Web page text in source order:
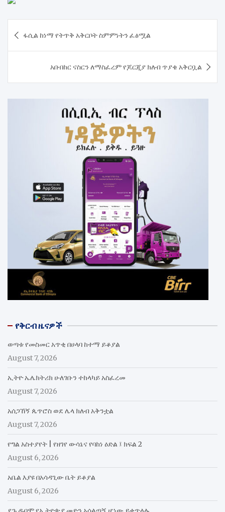
navigation
ፋሲል ከነማ የትጥቅ አቅርቦት ስምምነትን ፈፅሟል
አቡበከር ናስርን ለማስፈረም የጆርጂያ ክለብ ጥያቄ አቅርቧል
የቅርብ ዜናዎች
ወጣቱ የመስመር አጥቂ በሀላባ ከተማ ይቆያል
August 7, 2026
ኢትዮ ኤሌክትሪክ ሁለገቡን ተከላካይ አስፈረመ
August 7, 2026
አሰጋኸኝ ጴጥሮስ ወደ ሌላ ክለብ አቅንቷል
August 7, 2026
የግል አስተያየት | የዘገየ ውሳኔና የባከነ ዕድል ፤ ክፍል 2
August 6, 2026
አቤል እያዩ በአሳዳጊው ቤት ይቆያል
August 6, 2026